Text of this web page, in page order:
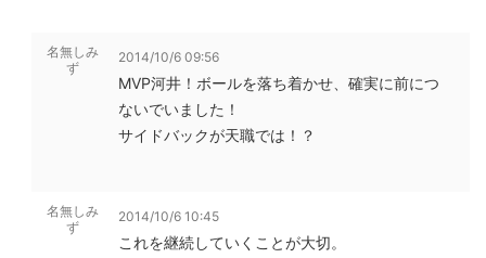
名無しみ
ず
2014/10/6 09:56
MVP河井！ボールを落ち着かせ、確実に前につ
ないでいました！
サイドバックが天職では！？
名無しみ
ず
2014/10/6 10:45
これを継続していくことが大切。